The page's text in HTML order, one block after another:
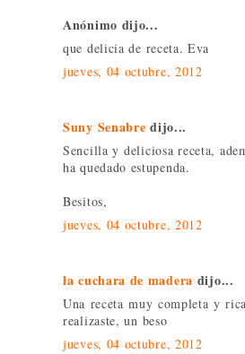
Anónimo dijo...
que delicia de receta. Eva
jueves, 04 octubre, 2012
Suny Senabre dijo...
Sencilla y deliciosa receta,
ha quedado estupenda.
Besitos,
jueves, 04 octubre, 2012
la cuchara de madera dijo...
Una receta muy completa y
realizaste, un beso
jueves, 04 octubre, 2012